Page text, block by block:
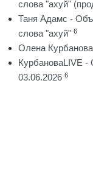
слова "ахуй"
Таня Адамс -
слова "ахуй" 6
Олена
КурбановаLIVE -
03.06.2026 6